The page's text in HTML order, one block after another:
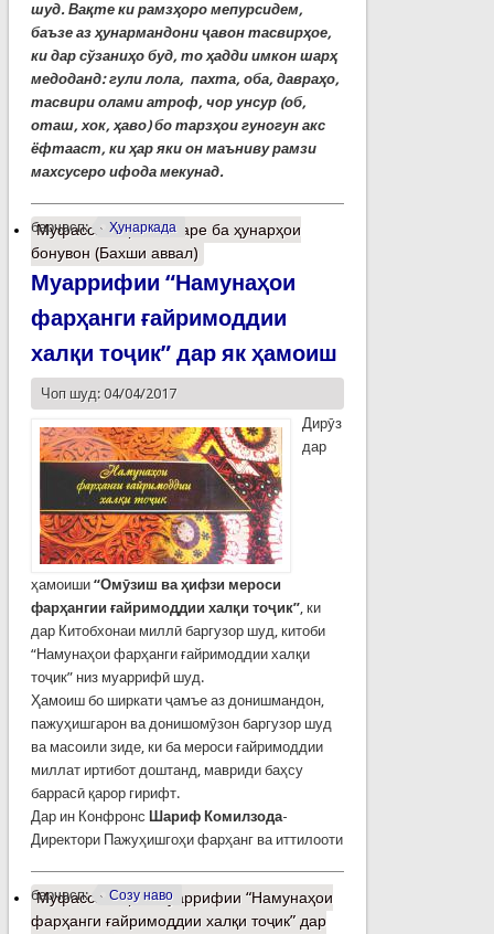
шуд. Вақте ки рамзҳоро мепурсидем,
баъзе аз ҳунармандони ҷавон тасвирҳое,
ки дар сўзаниҳо буд, то ҳадди имкон шарҳ
медоданд: гули лола, пахта, оба, давраҳо,
тасвири олами атроф, чор унсур (об,
оташ, хок, ҳаво) бо тарзҳои гуногун акс
ёфтааст, ки ҳар яки он маъниву рамзи
махсусеро ифода мекунад.
барчасп: Ҳунаркада
Муфассалтаро Назаре ба ҳунарҳои
бонувон (Бахши аввал)
Муаррифии “Намунаҳои
фарҳанги ғайримоддии
халқи тоҷик” дар як ҳамоиш
Чоп шуд: 04/04/2017
Дирӯз
дар
ҳамоиши “Омӯзиш ва ҳифзи мероси
фарҳангии ғайримоддии халқи тоҷик”, ки
дар Китобхонаи миллӣ баргузор шуд, китоби
“Намунаҳои фарҳанги ғайримоддии халқи
тоҷик” низ муаррифӣ шуд.
Ҳамоиш бо ширкати ҷамъе аз донишмандон,
пажуҳишгарон ва донишомӯзон баргузор шуд
ва масоили зиде, ки ба мероси ғайримоддии
миллат иртибот доштанд, мавриди баҳсу
баррасӣ қарор гирифт.
Дар ин Конфронс Шариф Комилзода-
Директори Пажуҳишгоҳи фарҳанг ва иттилооти
барчасп: Созу наво
Муфассалтаро Муаррифии “Намунаҳои
фарҳанги ғайримоддии халқи тоҷик” дар